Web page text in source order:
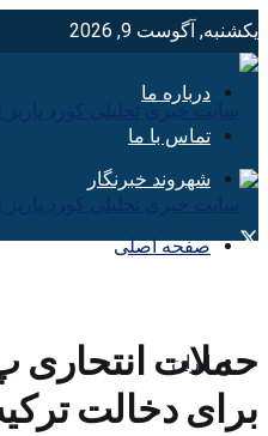
یکشنبه, آگوست 9, 2026
درباره ما
تماس با ما
شهروند خبرنگار
صفحه اصلی
ایران
حملات انتحاری
برای دخالت